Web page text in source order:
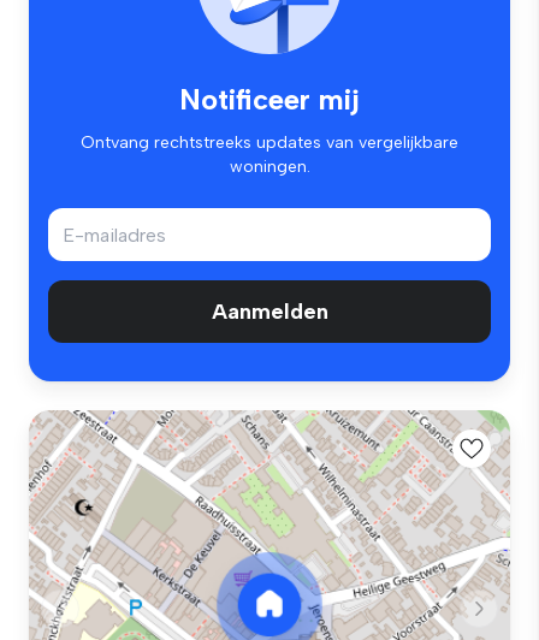
Notificeer mij
Ontvang rechtstreeks updates van vergelijkbare
woningen.
Aanmelden